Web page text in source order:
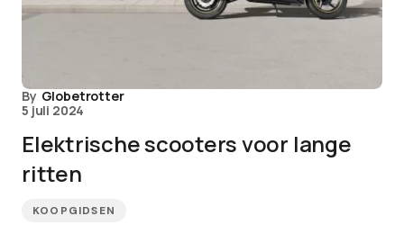
By Globetrotter
5 juli 2024
Elektrische scooters voor lange
ritten
KOOPGIDSEN